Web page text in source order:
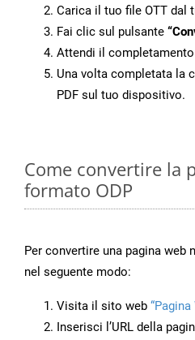
Carica il tuo file OTT dal
Fai clic sul pulsante
Attendi il
Una volta completata la
PDF sul tuo dispositivo.
Come convertire la
formato ODP
Per convertire una pagina web
nel seguente modo:
Visita il sito web “Pagina
Inserisci l’URL della